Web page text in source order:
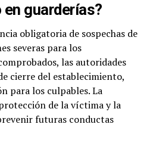
guarderías?
obligatoria de sospechas de
severas para los
las autoridades
cierre del establecimiento,
para los culpables. La
de la víctima y la
futuras conductas